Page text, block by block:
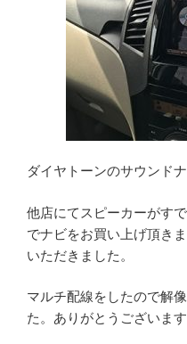
ダイヤトーンのサウンド
他店にてスピーカーがす
でナビをお買い上げ頂き
いただきました。
マルチ配線をしたので解
た。ありがとうございます